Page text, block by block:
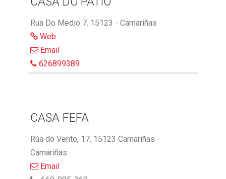
Rua Do Medio 7. 15123 - Camariñas
Web
Email
626899389
CASA FEFA
Rúa do Vento, 17. 15123 Camariñas -
Camariñas
Email